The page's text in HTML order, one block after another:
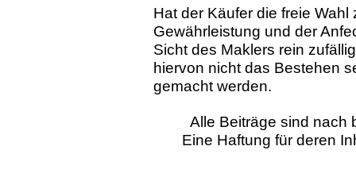
Hat der Käufer die freie
Gewährleistung und der
Sicht des Maklers rein
hiervon nicht das Bestehen
gemacht werden.
Alle Beiträge sind nach
Eine Haftung für deren